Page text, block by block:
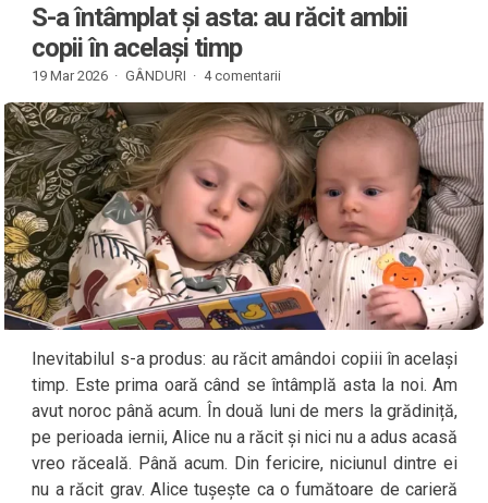
S-a întâmplat și asta: au răcit ambii
copii în același timp
19 Mar 2026 · GÂNDURI · 4 comentarii
Inevitabilul s-a produs: au răcit amândoi copiii în același
timp. Este prima oară când se întâmplă asta la noi. Am
avut noroc până acum. În două luni de mers la grădiniță,
pe perioada iernii, Alice nu a răcit și nici nu a adus acasă
vreo răceală. Până acum. Din fericire, niciunul dintre ei
nu a răcit grav. Alice tușește ca o fumătoare de carieră